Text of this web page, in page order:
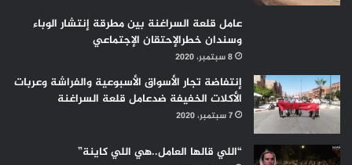
عامل قلعة السراغنة بين مطرقة إنتشار الوباء
وسندان خطرالإحتقان الإجتماعي
8 سبتمبر، 2020
إنتفاضة تجار الأسواق الأسبوعية والفراشة وعربات
الأكلات الخفيفة ضدعامل قلعة السراغنة
7 سبتمبر، 2020
“اللي قالها العامل..هي اللي كاينة”